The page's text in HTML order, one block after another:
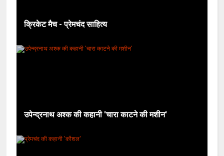
क्रिकेट मैच - प्रेमचंद साहित्य
उपेन्द्रनाथ अश्क की कहानी 'चारा काटने की मशीन'